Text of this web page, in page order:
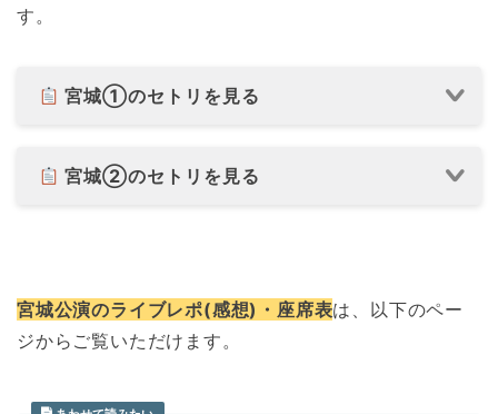
す。
宮城①のセトリを見る
宮城②のセトリを見る
宮城公演のライブレポ(感想)・座席表は、以下のペー
ジからご覧いただけます。